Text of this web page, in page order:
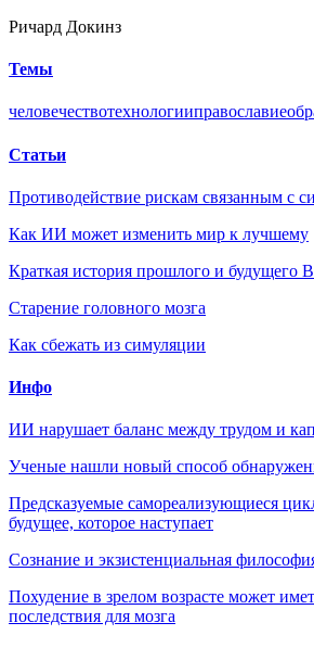
Ричард Докинз
Темы
человечествотехнологииправославие
Статьи
Противодействие рискам связанным с
Как ИИ может изменить мир к лучшему
Краткая история прошлого и будущего
Старение головного мозга
Как сбежать из симуляции
Инфо
ИИ нарушает баланс между трудом и
Ученые нашли новый способ
Предсказуемые самореализующиеся
будущее, которое наступает
Сознание и экзистенциальная
Похудение в зрелом возрасте может
последствия для мозга